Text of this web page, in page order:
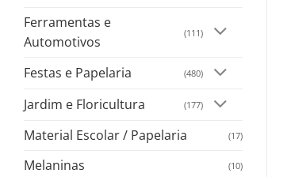
Ferramentas e
Automotivos
(111)
Festas e Papelaria (480)
Jardim e Floricultura (177)
Material Escolar / Papelaria (17)
Melaninas (10)